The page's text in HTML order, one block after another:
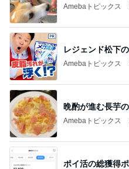
Amebaトピックス
レジェンド松下
Amebaトピックス
晩酌が進む長芋
Amebaトピックス
ポイ活の総獲得